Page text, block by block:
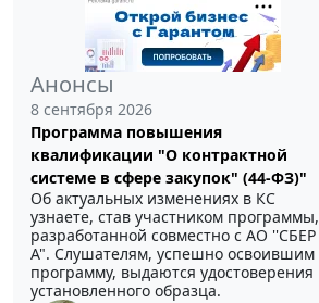
Анонсы
8 сентября 2026
Программа повышения
квалификации "О контрактной
системе в сфере закупок" (44-ФЗ)"
Об актуальных изменениях в КС
узнаете, став участником программы,
разработанной совместно с АО ''СБЕР
А". Слушателям, успешно освоившим
программу, выдаются удостоверения
установленного образца.